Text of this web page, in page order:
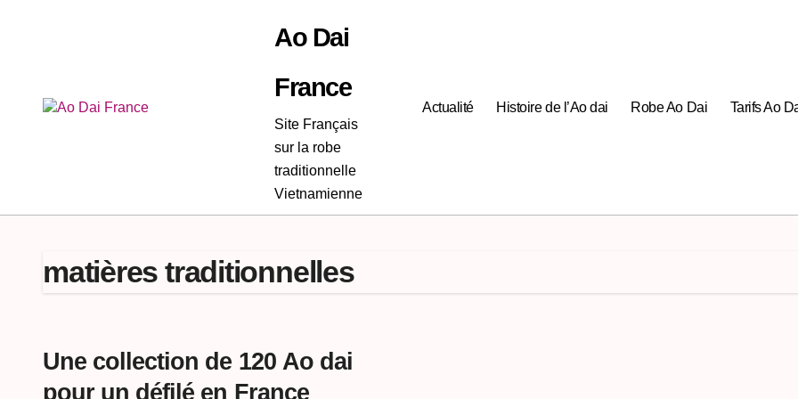
Ao Dai
France
Site Français
sur la robe
traditionnelle
Vietnamienne
Actualité Histoire de l’Ao dai Robe Ao Dai Tarifs Ao
matières traditionnelles
Une collection de 120 Ao dai
pour un défilé en France